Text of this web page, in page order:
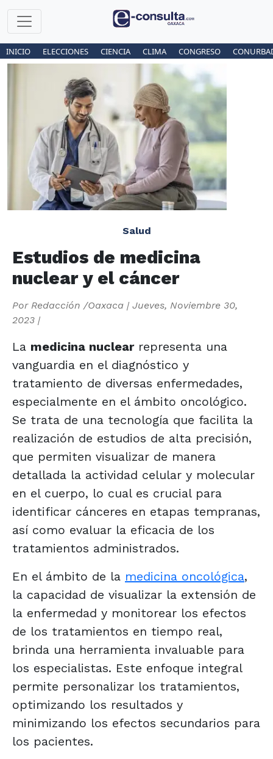
INICIO ELECCIONES CIENCIA CLIMA CONGRESO
Salud
Estudios de medicina
nuclear y el cáncer
Por Redacción /Oaxaca | Jueves, Noviembre 30,
2023 |
La medicina nuclearrepresenta una
vanguardia en el diagnóstico y
tratamiento de diversas enfermedades,
especialmente en el ámbito oncológico.
Se trata de una tecnología que facilita la
realización de estudios de alta precisión,
que permiten visualizar de manera
detallada la actividad celular y molecular
en el cuerpo, lo cual es crucial para
identificar cánceres en etapas tempranas,
así como evaluar la eficacia de los
tratamientos administrados.
En el ámbito de la medicina oncológica,
la capacidad de visualizar la extensión de
la enfermedad y monitorear los efectos
de los tratamientos en tiempo real,
brinda una herramienta invaluable para
los especialistas. Este enfoque integral
permite personalizar los tratamientos,
optimizando los resultados y
minimizando los efectos secundarios para
los pacientes.